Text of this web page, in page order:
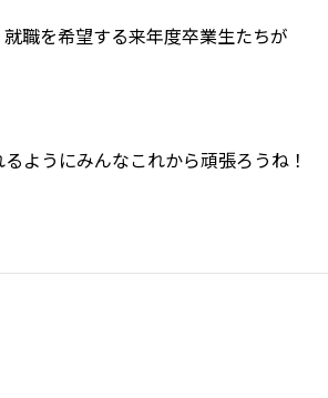
職を希望する来年度卒業生たちが
ようにみんなこれから頑張ろうね！